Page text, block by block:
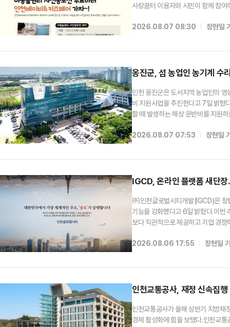
사랑꿈터 이용자와 시민이 함께 참
쳐 선정된 12개 작품은 베이비&키
2026.08.07 08:30 장현일
옹진군, 섬 농업인 농기계 수
인천 옹진군은 도서지역 농업인의
비 지원사업을 추진한다고 7일 밝혔
할 때 발생하는 해상 운반비를 지원
과정에서 운반비와 이동 시간 부담
2026.08.07 07:53 장현일
IGCD, 온라인 플랫폼 새단
㈜인천글로벌시티개발(IGCD)은 창
기능을 강화했다고 6일 밝혔다.이번
보다 직관적으로 제공하고 기업 경
국제도시를 대표하는 개발회사로서
2026.08.06 17:55 장현일
인천교통공사, 재정 신속집
인천교통공사가 올해 상반기 지방재
경제 활성화에 힘을 보탰다.인천교